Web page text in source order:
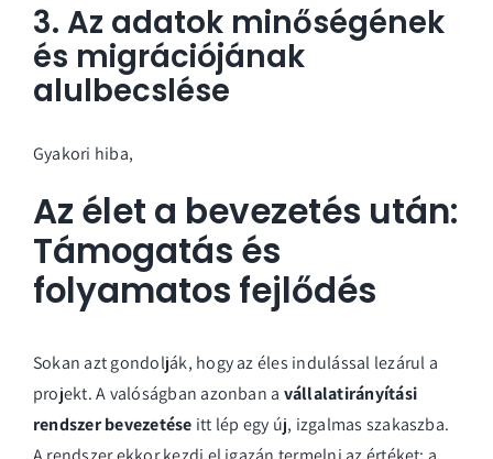
3. Az adatok minőségének
és migrációjának
alulbecslése
Gyakori hiba,
Az élet a bevezetés után:
Támogatás és
folyamatos fejlődés
Sokan azt gondolják, hogy az éles indulással lezárul a
projekt. A valóságban azonban a vállalatirányítási
rendszer bevezetése itt lép egy új, izgalmas szakaszba.